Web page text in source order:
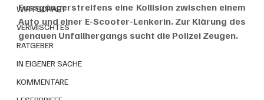
WIRTSCHAFT
VERMISCHTES
RATGEBER
IN EIGENER SACHE
KOMMENTARE
Fussgängerstreifens eine Kollision zwischen einem
Auto und einer E-Scooter-Lenkerin. Zur Klärung des
genauen Unfallhergangs sucht die Polizei Zeugen.